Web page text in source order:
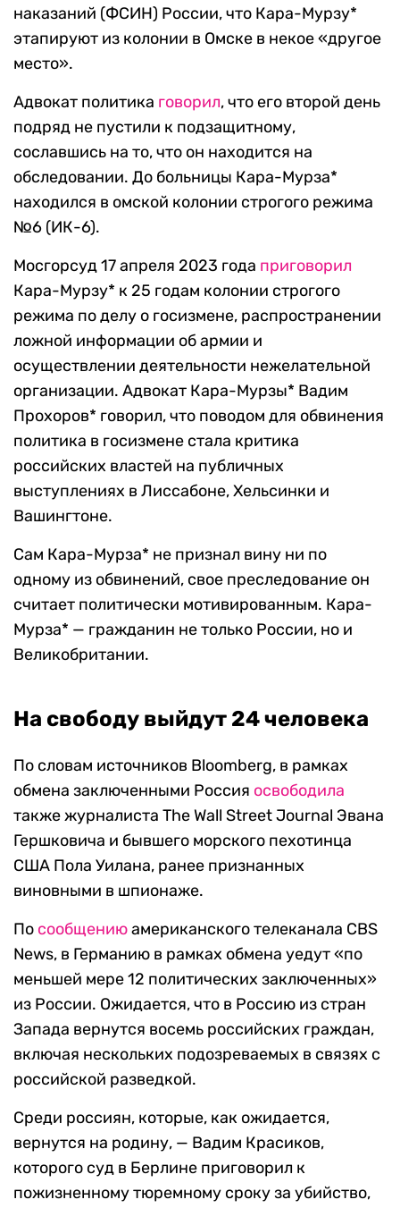
наказаний (ФСИН) России, что Кара-Мурзу*
этапируют из колонии в Омске в некое «другое
место».
Адвокат политика говорил, что его второй день
подряд не пустили к подзащитному,
сославшись на то, что он находится на
обследовании. До больницы Кара-Мурза*
находился в омской колонии строгого режима
№6 (ИК-6).
Мосгорсуд 17 апреля 2023 года приговорил
Кара-Мурзу* к 25 годам колонии строгого
режима по делу о госизмене, распространении
ложной информации об армии и
осуществлении деятельности нежелательной
организации. Адвокат Кара-Мурзы* Вадим
Прохоров* говорил, что поводом для обвинения
политика в госизмене стала критика
российских властей на публичных
выступлениях в Лиссабоне, Хельсинки и
Вашингтоне.
Сам Кара-Мурза* не признал вину ни по
одному из обвинений, свое преследование он
считает политически мотивированным. Кара-
Мурза* — гражданин не только России, но и
Великобритании.
На свободу выйдут 24 человека
По словам источников Bloomberg, в рамках
обмена заключенными Россия освободила
также журналиста The Wall Street Journal Эвана
Гершковича и бывшего морского пехотинца
США Пола Уилана, ранее признанных
виновными в шпионаже.
По сообщениюамериканского телеканала CBS
News, в Германию в рамках обмена уедут «по
меньшей мере 12 политических заключенных»
из России. Ожидается, что в Россию из стран
Запада вернутся восемь российских граждан,
включая нескольких подозреваемых в связях с
российской разведкой.
Среди россиян, которые, как ожидается,
вернутся на родину, — Вадим Красиков,
которого суд в Берлине приговорил к
пожизненному тюремному сроку за убийство,